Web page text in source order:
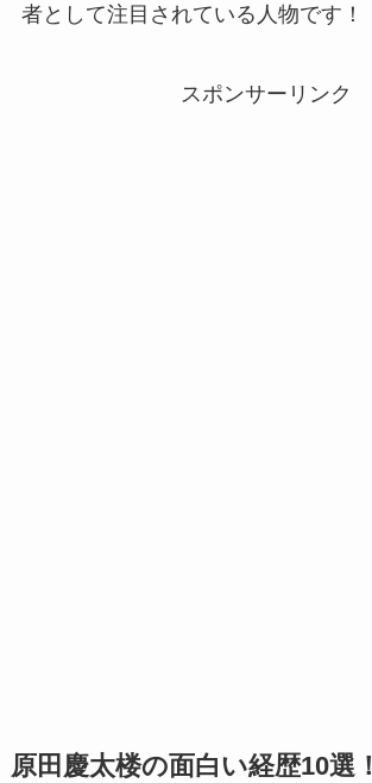
者として注目されている人物です！
スポンサーリンク
原田慶太楼の面白い経歴10選！